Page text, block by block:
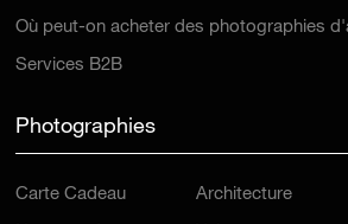
Où peut-on acheter des photographies
Services B2B
Photographies
Carte Cadeau Architecture